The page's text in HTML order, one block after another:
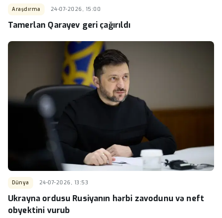
Araşdırma 24-07-2026, 15:00
Tamerlan Qarayev geri çağırıldı
Dünya 24-07-2026, 13:53
Ukrayna ordusu Rusiyanın hərbi zavodunu və neft
obyektini vurub